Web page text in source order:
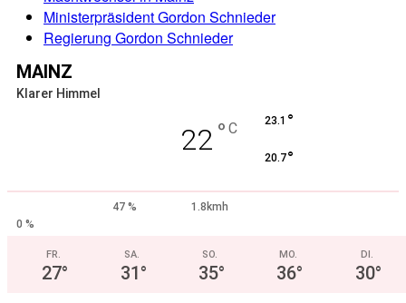
Ministerpräsident Gordon Schnieder
Regierung Gordon Schnieder
MAINZ
Klarer Himmel
22 ° C 23.1 °
20.7°
47 %
1.8kmh
0 %
FR.
27°
SA.
31°
SO.
35°
MO.
36°
DI.
30°